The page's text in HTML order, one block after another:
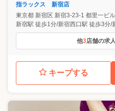
指ラックス 新宿店
東京都 新宿区 新宿3-23-1 都里一ビ
新宿駅 徒歩1分/新宿西口駅 徒歩3分/
他3店舗の求
キープする